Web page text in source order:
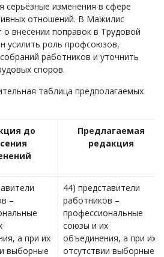
и расторжение договоров
серьёзные изменения в сфере
отношений. В Мажилис
о внесении поправок в Трудовой
усилить роль профсоюзов,
работников и уточнить
споров.
таблица предполагаемых
до
Предлагаемая
редакция
–
а при их
выборные
44) представители
работников –
профессиональные
союзы и их
объединения, а при их
отсутствии выборные